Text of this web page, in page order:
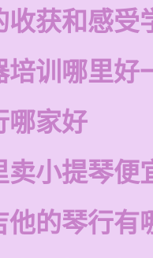
收获和感受
培训哪里好
哪家好
卖小提琴便
他的琴行有